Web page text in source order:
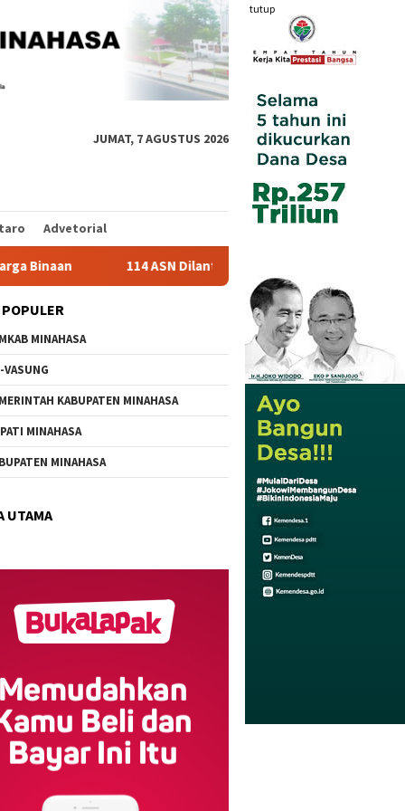
tutup
JUMAT, 7 AGUSTUS 2026
Advetorial
114 ASN Dilantik Bupati Robby Dondokambey, Ini Daftar
MINAHASA
VASUNG
KABUPATEN MINAHASA
MINAHASA
MINAHASA
UTAMA